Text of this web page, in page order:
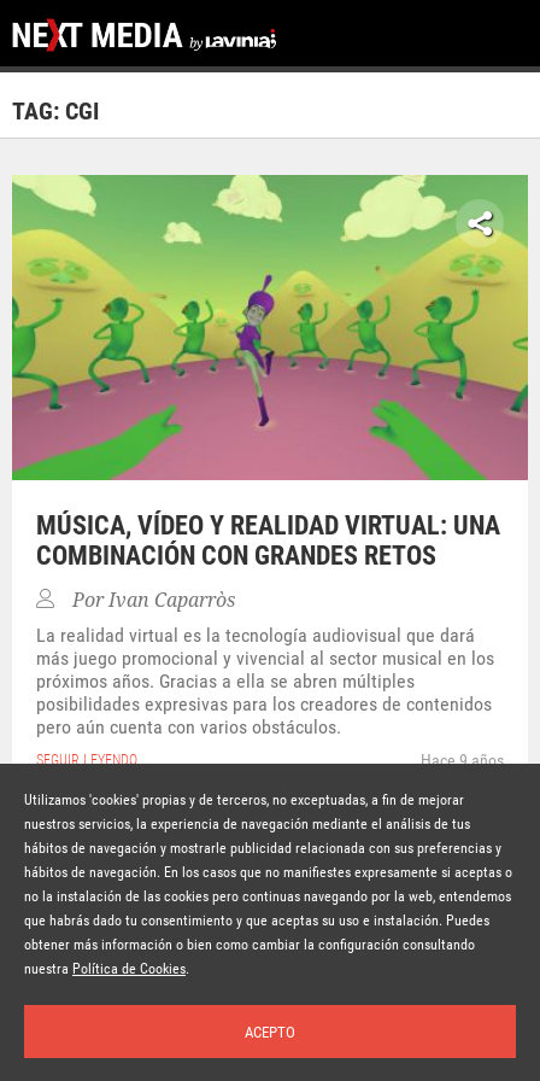
Inicio Temas Autores Nosotros Buscar Suscríbete
TAG: CGI
MÚSICA, VÍDEO Y REALIDAD VIRTUAL: UNA
COMBINACIÓN CON GRANDES RETOS
PorIvan Caparròs
La realidad virtual es la tecnología audiovisual que dará
más juego promocional y vivencial al sector musical en los
próximos años. Gracias a ella se abren múltiples
posibilidades expresivas para los creadores de contenidos
pero aún cuenta con varios obstáculos.
SEGUIR LEYENDO Hace 9 años
Suscríbete a la newsletter
© Copyright Lavinia 2026 –www.lavinia.tc
Nota Legal
Contacto Política de privacidad
Condiciones de uso
Utilizamos 'cookies' propias y de terceros, no exceptuadas, a fin de mejorar
nuestros servicios, la experiencia de navegación mediante el análisis de tus
hábitos de navegación y mostrarle publicidad relacionada con sus preferencias y
hábitos de navegación. En los casos que no manifiestes expresamente si aceptas o
no la instalación de las cookies pero continuas navegando por la web, entendemos
que habrás dado tu consentimiento y que aceptas su uso e instalación. Puedes
obtener más información o bien como cambiar la configuración consultando
nuestra Política de Cookies.
ACEPTO